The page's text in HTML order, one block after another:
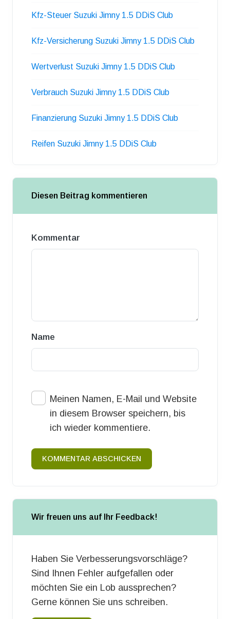
Kfz-Steuer Suzuki Jimny 1.5 DDiS Club
Kfz-Versicherung Suzuki Jimny 1.5 DDiS Club
Wertverlust Suzuki Jimny 1.5 DDiS Club
Verbrauch Suzuki Jimny 1.5 DDiS Club
Finanzierung Suzuki Jimny 1.5 DDiS Club
Reifen Suzuki Jimny 1.5 DDiS Club
Diesen Beitrag kommentieren
Kommentar
Name
Meinen Namen, E-Mail und Website
in diesem Browser speichern, bis
ich wieder kommentiere.
KOMMENTAR ABSCHICKEN
Wir freuen uns auf Ihr Feedback!
Haben Sie Verbesserungsvorschläge?
Sind Ihnen Fehler aufgefallen oder
möchten Sie ein Lob aussprechen?
Gerne können Sie uns schreiben.